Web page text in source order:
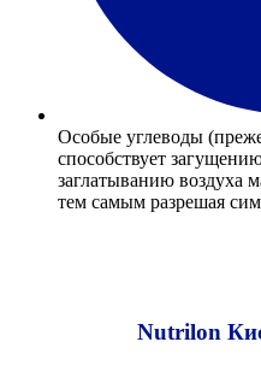
Особые углеводы
способствует
заглатыванию воздуха
тем самым разрешая
Nutrilon